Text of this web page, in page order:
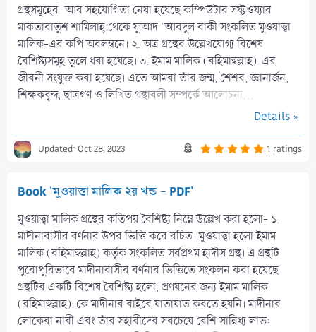
গ্রন্থসমূহের। আর সহযোগিতা নেয়া হয়েছে কম্পিউটার সফ্টওয়্যার
মাকতাবাতুশ শামিলাহ্ থেকে ফুআদ 'আবদুল বাকী সংকলিত মুওয়াত্ত্বা
মালিক-এর কপি অবলম্বনে। ২. অত্র গ্রন্থের উল্লেখযোগ্য বিশেষ
বৈশিষ্ট্যসমূহ তুলে ধরা হয়েছে। ৩. ইমাম মালিক (রহিমাহুল্লাহ)-এর
জীবনী সংযুক্ত করা হয়েছে। এতে আমরা তাঁর জন্ম, শৈশব, জ্ঞানার্জন,
শিক্ষকবৃন্দ, ছাত্রগণ ও লিখিত গ্রন্থাবলী সম্পর্কে আলোচনা...
Details »
Updated: Oct 28, 2023 5
(
s
)
1 ratings
Book 'মুওয়াত্তা মালিক ২য় খন্ড - PDF'
মুওয়াত্ত্বা মালিক গ্রন্থের কতিপয় বৈশিষ্ট্য নিম্নে উল্লেখ করা হলো- ১.
মাদীনাবাসীর বর্ণনার উপর ভিত্তি করে রচিত। মুওয়াত্ত্বা হলো ইমাম
মালিক (রহিমাহুল্লাহ) কর্তৃক সংকলিত সর্বপ্রথম হাদীস গ্রন্থ। এ গ্রন্থটি
পুরোপুরিভাবে মাদীনাবাসীর বর্ণনার ভিত্তিতে সংকলন করা হয়েছে।
গ্রন্থটির একটি বিশেষ বৈশিষ্ট্য হলো, প্রণয়নের জন্য ইমাম মালিক
(রহিমাহুল্লাহ)-কে মাদীনার বাইরে যাতায়াত করতে হয়নি। মাদীনার
লোকেরা নাবী এবং তাঁর সহাবীদের সবচেয়ে বেশি সান্নিধ্য লাভ: